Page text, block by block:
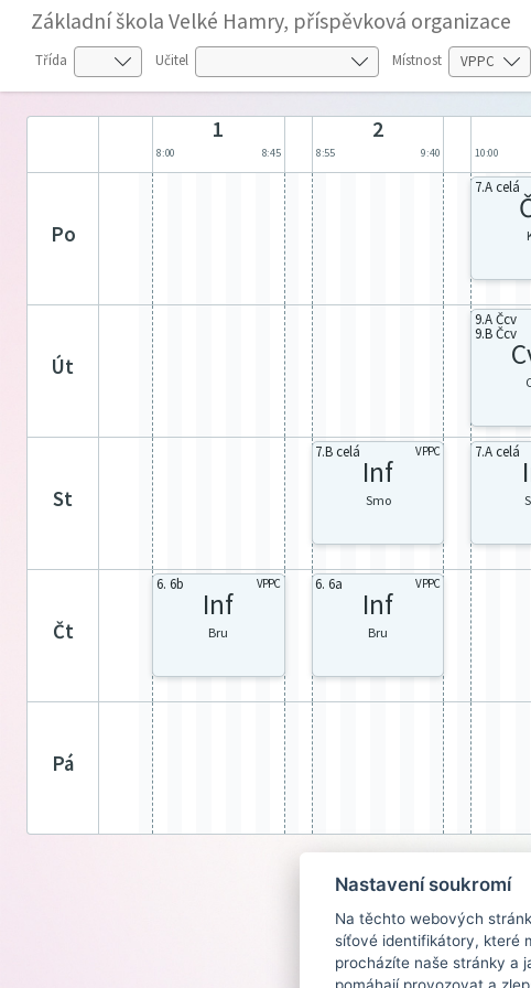
Základní škola Velké Hamry, příspěvková organizace
Třída Učitel Místnost
1
8:00 8:45
2
8:55 9:40 10:00
po
7.A celá
út
9.A Čcv
9.B Čcv
st
7.B celá VPPC
Inf
Smo
7.A celá
čt
6. 6b VPPC
Inf
Bru
6. 6a VPPC
Inf
Bru
pá
Nastavení soukromí
Na těchto webových
síťové identifikátory, které
procházíte naše stránky a